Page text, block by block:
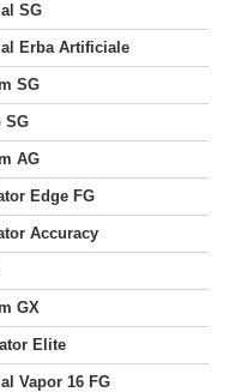
SG
Erba Artificiale
SG
SG
AG
Edge FG
Accuracy
GX
Elite
Vapor 16 FG